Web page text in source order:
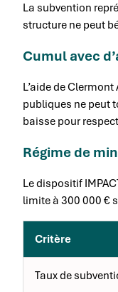
La subvention
structure ne peut
Cumul avec
L’aide de
publiques ne peut
baisse pour
Régime de
Le dispositif
limite à 300 000 €
Critère
Taux de